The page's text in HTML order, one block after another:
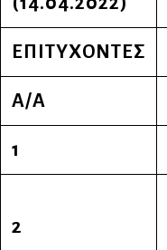
ΕΠΙΤΥΧΟΝΤΕΣ
Α/Α
1
2